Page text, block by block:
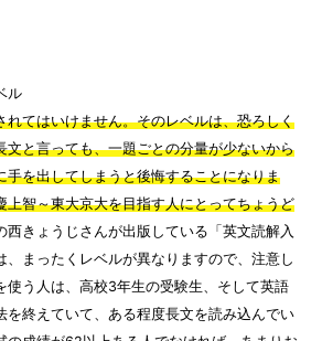
ル
れてはいけません。そのレベルは、恐ろしく
文と言っても、一題ごとの分量が少ないから
手を出してしまうと後悔することになりま
上智～東大京大を目指す人にとってちょうど
西きょうじさんが出版している「英文読解入
、まったくレベルが異なりますので、注意し
使う人は、高校3年生の受験生、そして英語
を終えていて、ある程度長文を読み込んでい